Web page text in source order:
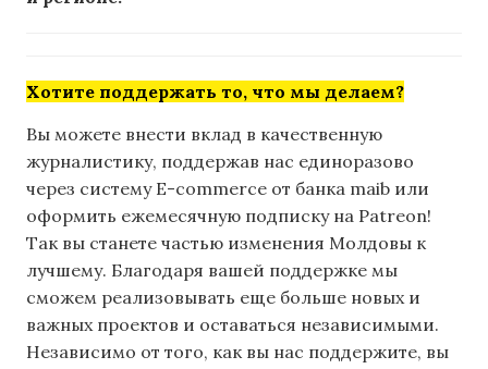
Хотите поддержать то, что мы делаем?
Вы можете внести вклад в качественную
журналистику, поддержав нас единоразово
через систему E-commerce от банка maib или
оформить ежемесячную подписку на Patreon!
Так вы станете частью изменения Молдовы к
лучшему. Благодаря вашей поддержке мы
сможем реализовывать еще больше новых и
важных проектов и оставаться независимыми.
Независимо от того, как вы нас поддержите, вы